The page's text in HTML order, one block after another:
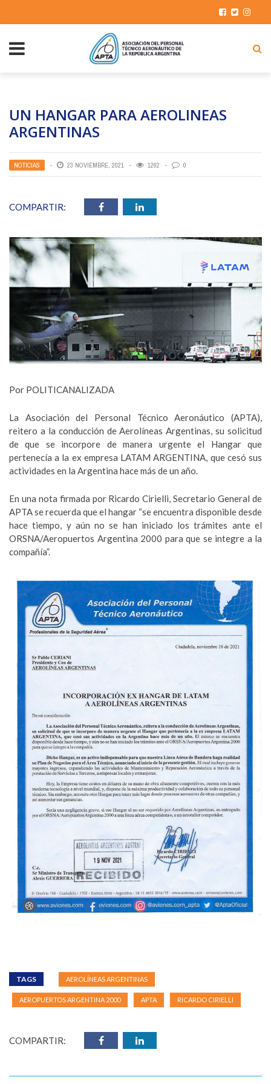
UN HANGAR PARA AEROLINEAS
ARGENTINAS
NOTICIAS 23 NOVIEMBRE, 2021 1262 0
COMPARTIR:
Por POLITICANALIZADA
La Asociación del Personal Técnico Aeronáutico (APTA),
reitero a la conducción de Aerolíneas Argentinas, su solicitud
de que se incorpore de manera urgente el Hangar que
pertenecía a la ex empresa LATAM ARGENTINA, que cesó sus
actividades en la Argentina hace más de un año.
En una nota firmada por Ricardo Cirielli, Secretario General de
APTA se recuerda que el hangar “se encuentra disponible desde
hace tiempo, y aún no se han iniciado los trámites ante el
ORSNA/Aeropuertos Argentina 2000 para que se integre a la
compañía”.
TAGS AEROLÍNEAS ARGENTINAS
AEROPUERTOS ARGENTINA 2000 APTA RICARDO CIRIELLI
COMPARTIR: